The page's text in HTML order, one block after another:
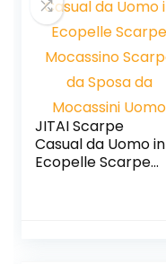
JITAI Scarpe
Casual da Uomo in
Ecopelle Scarpe